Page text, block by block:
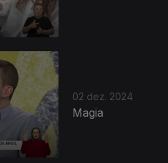
02 dez. 2024
Magia